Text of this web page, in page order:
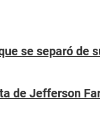
se separó
de Jefferson